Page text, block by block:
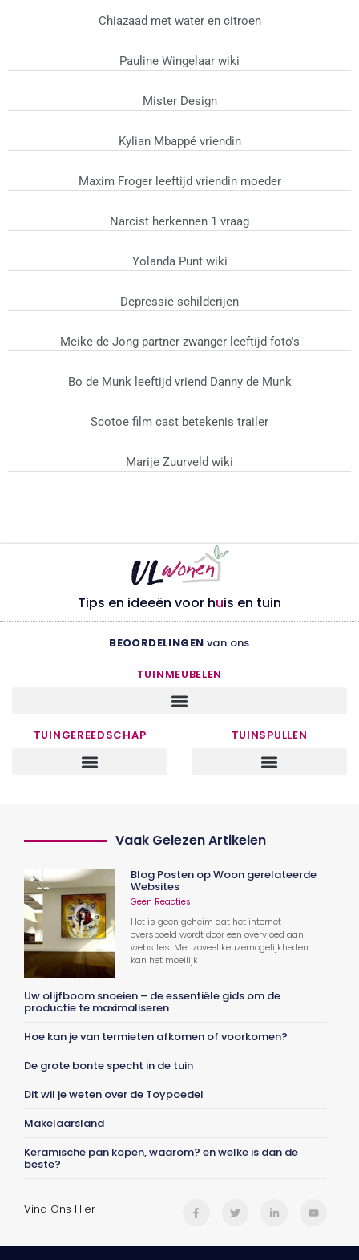
Chiazaad met water en citroen
Pauline Wingelaar wiki
Mister Design
Kylian Mbappé vriendin
Maxim Froger leeftijd vriendin moeder
Narcist herkennen 1 vraag
Yolanda Punt wiki
Depressie schilderijen
Meike de Jong partner zwanger leeftijd foto's
Bo de Munk leeftijd vriend Danny de Munk
Scotoe film cast betekenis trailer
Marije Zuurveld wiki
Tips en ideeën voor huis en tuin
BEOORDELINGEN van ons
TUINMEUBELEN
TUINGEREEDSCHAP TUINSPULLEN
Vaak Gelezen Artikelen
Blog Posten op Woon gerelateerde
Websites
Geen Reacties
Het is geen geheim dat het internet
overspoeld wordt door een overvloed aan
websites. Met zoveel keuzemogelijkheden
kan het moeilijk
Uw olijfboom snoeien – de essentiële gids om de
productie te maximaliseren
Hoe kan je van termieten afkomen of voorkomen?
De grote bonte specht in de tuin
Dit wil je weten over de Toypoedel
Makelaarsland
Keramische pan kopen, waarom? en welke is dan de
beste?
Vind Ons Hier